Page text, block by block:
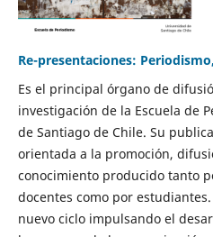
Re-presentaciones:
Es el principal órgano de
investigación de la Escuela de
de Santiago de Chile. Su
orientada a la promoción,
conocimiento producido tanto
docentes como por
nuevo ciclo impulsando el